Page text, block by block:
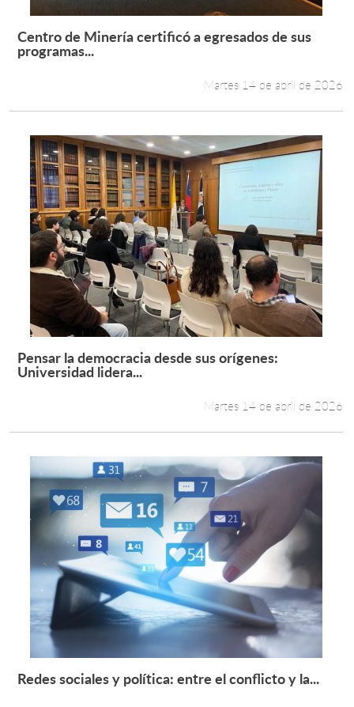
Leer más +
Centro de Minería certificó a egresados de sus
programas...
Martes 14 de abril de 2026
Leer más +
Pensar la democracia desde sus orígenes:
Universidad lidera...
Martes 14 de abril de 2026
Leer más +
Redes sociales y política: entre el conflicto y la...